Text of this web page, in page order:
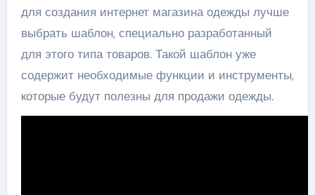
для создания интернет магазина одежды лучше
выбрать шаблон, специально разработанный
для этого типа товаров. Такой шаблон уже
содержит необходимые функции и инструменты,
которые будут полезны для продажи одежды.